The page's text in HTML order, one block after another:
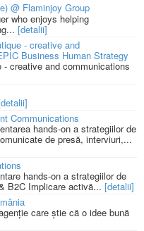
@ Flaminjoy Group
who enjoys helping
[detalii]
- creative and
Business Human Strategy
creative and communications
Communications
hands-on a strategiilor de
de presă, interviuri,...
hands-on a strategiilor de
B2C Implicare activă... [detalii]
care știe că o idee bună